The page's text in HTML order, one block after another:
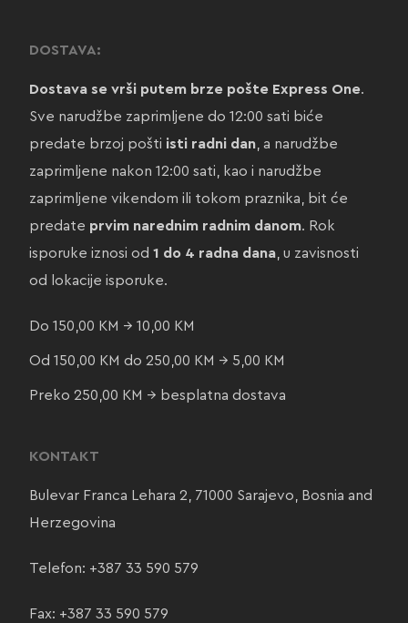
DOSTAVA:
Dostava se vrši putem brze pošte Express One.
Sve narudžbe zaprimljene do 12:00 sati biće
predate brzoj pošti isti radni dan, a narudžbe
zaprimljene nakon 12:00 sati, kao i narudžbe
zaprimljene vikendom ili tokom praznika, bit će
predate prvim narednim radnim danom. Rok
isporuke iznosi od 1 do 4 radna dana, u zavisnosti
od lokacije isporuke.
Do 150,00 KM → 10,00 KM
Od 150,00 KM do 250,00 KM → 5,00 KM
Preko 250,00 KM → besplatna dostava
KONTAKT
Bulevar Franca Lehara 2, 71000 Sarajevo, Bosnia and
Herzegovina
Telefon: +387 33 590 579
Fax: +387 33 590 579